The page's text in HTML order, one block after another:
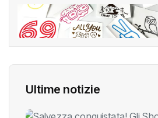
Ultime notizie